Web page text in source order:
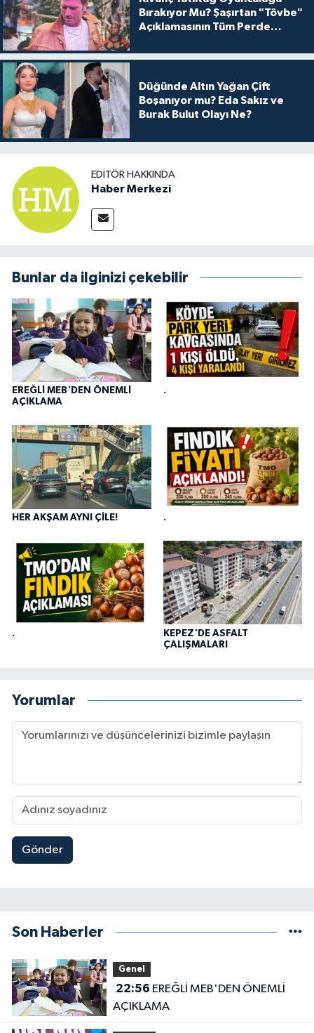
Bırakıyor Mu? Şaşırtan "Tövbe"
Açıklamasının Tüm Perde
Düğünde Altın Yağan Çift
Boşanıyor mu? Eda Sakız ve
Burak Bulut Olayı Ne?
EDITÖR HAKKINDA
Haber Merkezi
Bunlar da ilginizi çekebilir
EREĞLİ MEB'DEN ÖNEMLİ
AÇIKLAMA
.
HER AKŞAM AYNI ÇİLE! .
.
KEPEZ'DE ASFALT
ÇALIŞMALARI
Yorumlar
Gönder
Son Haberler
Genel
22:56
AÇIKLAMA